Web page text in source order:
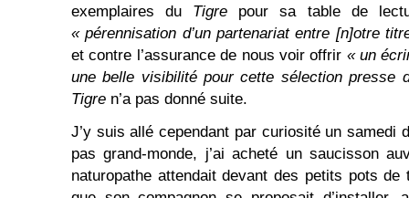
exemplaires du Tigre pour sa table de
« pérennisation d’un partenariat entre [n]otre
et contre l’assurance de nous voir offrir « un
une belle visibilité pour cette sélection presse
Tigre n’a pas donné suite.
J’y suis allé cependant par curiosité un samedi
pas grand-monde, j’ai acheté un saucisson
naturopathe attendait devant des petits pots de